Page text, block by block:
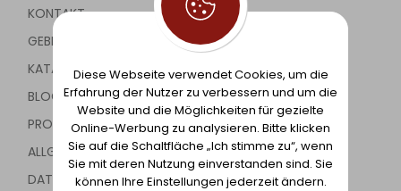
KONTAKT
GEBRAUCHTE GASTRONOMIEGERÄTE
KATALOG
BLOG
PROJEKTE
ALLGEMEINE BEDINGUNGEN
DATENSCHUTZBEDINGUNGEN
Diese Webseite verwendet Cookies, um die
Erfahrung der Nutzer zu verbessern und um die
Website und die Möglichkeiten für gezielte
Online-Werbung zu analysieren. Bitte klicken
Sie auf die Schaltfläche „Ich stimme zu“, wenn
Sie mit deren Nutzung einverstanden sind. Sie
können Ihre Einstellungen jederzeit ändern.